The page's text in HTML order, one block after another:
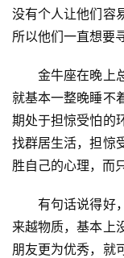
没有个人让他们容
所以他们一直想要
金牛座在晚上总
就基本一整晚睡不
期处于担惊受怕的
找群居生活，担惊
胜自己的心理，而
有句话说得好，
来越物质，基本上
朋友更为优秀，就